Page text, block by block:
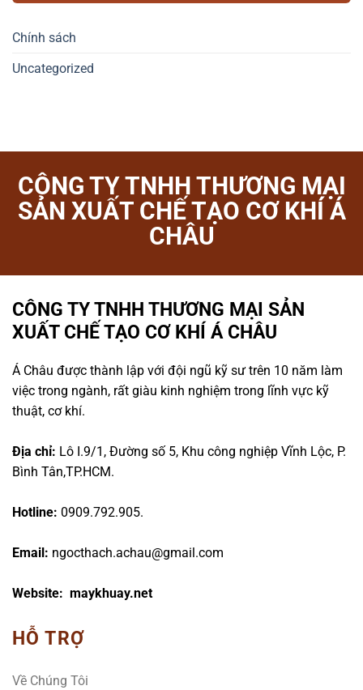
Chính sách
Uncategorized
CÔNG TY TNHH THƯƠNG MẠI
SẢN XUẤT CHẾ TẠO CƠ KHÍ Á
CHÂU
CÔNG TY TNHH THƯƠNG MẠI SẢN
XUẤT CHẾ TẠO CƠ KHÍ Á CHÂU
Á Châu được thành lập với đội ngũ kỹ sư trên 10 năm làm
việc trong ngành, rất giàu kinh nghiệm trong lĩnh vực kỹ
thuật, cơ khí.
Địa chỉ: Lô I.9/1, Đường số 5, Khu công nghiệp Vĩnh Lộc, P.
Bình Tân,TP.HCM.
Hotline: 0909.792.905.
Email: ngocthach.achau@gmail.com
Website: maykhuay.net
HỖ TRỢ
Về Chúng Tôi